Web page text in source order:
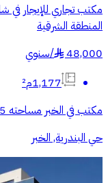
مكتب تجاري للإيجار في
المنطقة الشرقية
48,000
§
/سنوي
1,177م²
مكتب في الخبر مساحته 75 متر تكييف مركزي دورة مياه خاصه بالمكتب
حي البندرية, الخبر